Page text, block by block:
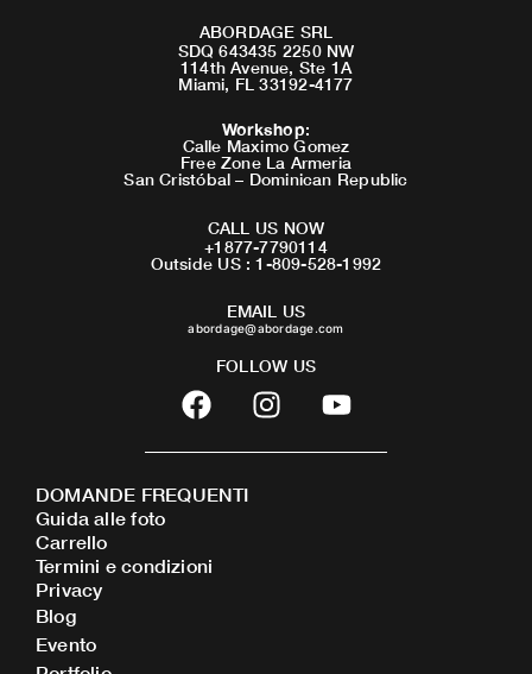
ABORDAGE SRL
SDQ 643435 2250 NW
114th Avenue, Ste 1A
Miami, FL 33192-4177
Workshop:
Calle Maximo Gomez
Free Zone La Armeria
San Cristóbal – Dominican Republic
CALL US NOW
+1877-7790114
Outside US : 1-809-528-1992
EMAIL US
abordage@abordage.com
FOLLOW US
F
a
c
b
o
I
n
s
Y
o
u
DOMANDE FREQUENTI
Guida alle foto
Carrello
Termini e condizioni
Privacy
Blog
Evento